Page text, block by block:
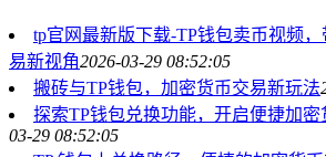
tp官网最新版下载-TP钱包卖币视频
易新视角2026-03-29 08:52:05
搬砖与TP钱包，加密货币交易新玩法
探索TP钱包兑换功能，开启便捷加
03-29 08:52:05